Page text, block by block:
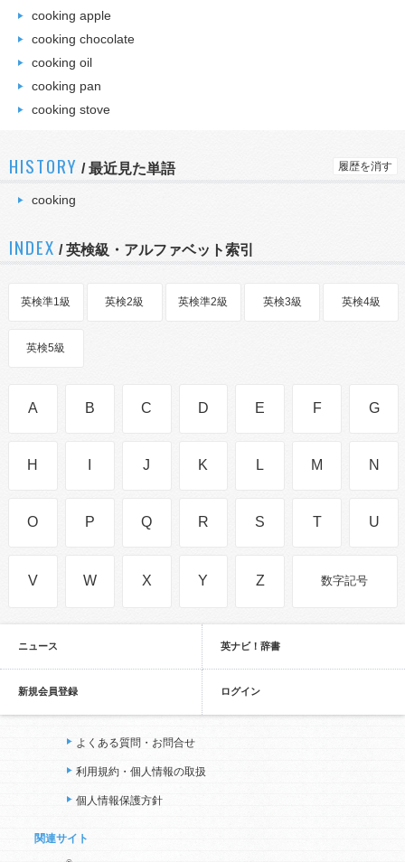
cooking apple
cooking chocolate
cooking oil
cooking pan
cooking stove
HISTORY /最近見た単語 履歴を消す
cooking
INDEX / 英検級・アルファベット索引
英検準1級 英検2級 英検準2級 英検3級 英検4級
英検5級
A B C D E F G
H J K L M N
O P Q R S T U
V W X Y Z 数字記号
ニュース 英ナビ！辞書
新規会員登録 ログイン
よくある質問・お問合せ
利用規約・個人情報の取扱
個人情報保護方針
関連サイト